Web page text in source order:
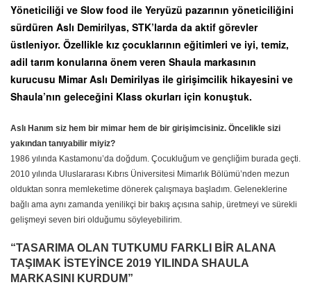
Yöneticiliği ve Slow food ile Yeryüzü pazarının yöneticiliğini
sürdüren Aslı Demirilyas, STK’larda da aktif görevler
üstleniyor. Özellikle kız çocuklarının eğitimleri ve iyi, temiz,
adil tarım konularına önem veren Shaula markasının
kurucusu Mimar Aslı Demirilyas ile girişimcilik hikayesini ve
Shaula’nın geleceğini Klass okurları için konuştuk.
Aslı Hanım siz hem bir mimar hem de bir girişimcisiniz. Öncelikle sizi
yakından tanıyabilir miyiz?
1986 yılında Kastamonu’da doğdum. Çocukluğum ve gençliğim burada geçti.
2010 yılında Uluslararası Kıbrıs Üniversitesi Mimarlık Bölümü’nden mezun
olduktan sonra memleketime dönerek çalışmaya başladım. Geleneklerine
bağlı ama aynı zamanda yenilikçi bir bakış açısına sahip, üretmeyi ve sürekli
gelişmeyi seven biri olduğumu söyleyebilirim.
“TASARIMA OLAN TUTKUMU FARKLI BİR ALANA
TAŞIMAK İSTEYİNCE 2019 YILINDA SHAULA
MARKASINI KURDUM”